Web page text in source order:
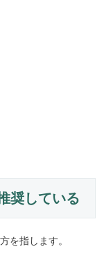
奨している
を指します。